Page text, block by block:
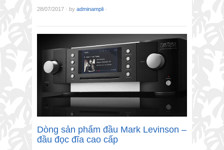
28/07/2017 · by adminampli ·
Dòng sản phẩm đầu Mark Levinson –
đầu đọc đĩa cao cấp